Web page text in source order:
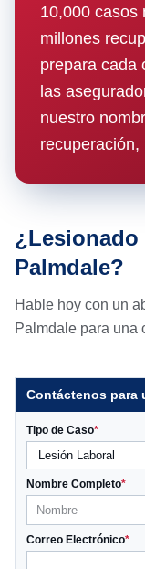
10,000 casos
millones
prepara cada
las
nuestro
recuperación,
¿Lesionado
Palmdale?
Hable hoy con un
Palmdale para una
Contáctenos para
Tipo de Caso*
Nombre Completo*
Correo Electrónico*